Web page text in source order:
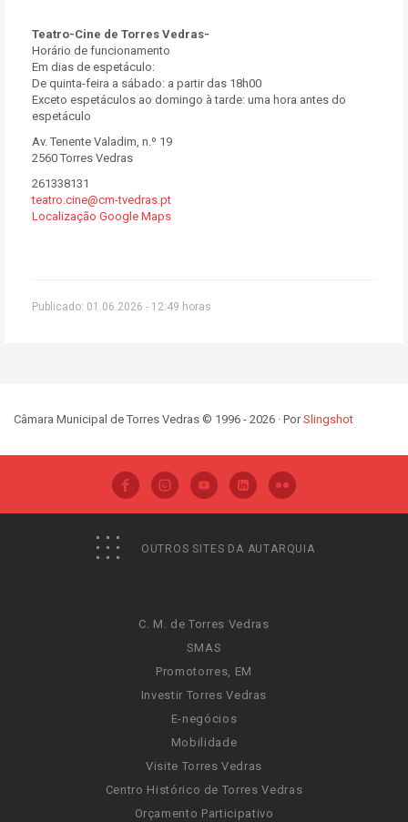
Teatro-Cine de Torres Vedras-
Horário de funcionamento
Em dias de espetáculo:
De quinta-feira a sábado: a partir das 18h00
Exceto espetáculos ao domingo à tarde: uma hora antes do
espetáculo
Av. Tenente Valadim, n.º 19
2560 Torres Vedras
261338131
teatro.cine@cm-tvedras.pt
Localização Google Maps
Publicado: 01.06.2026 - 12:49 horas
Câmara Municipal de Torres Vedras © 1996 - 2026 · PorSlingshot
OUTROS SITES DA AUTARQUIA
C. M. de Torres Vedras
SMAS
Promotorres, EM
Investir Torres Vedras
E-negócios
Mobilidade
Visite Torres Vedras
Centro Histórico de Torres Vedras
Orçamento Participativo